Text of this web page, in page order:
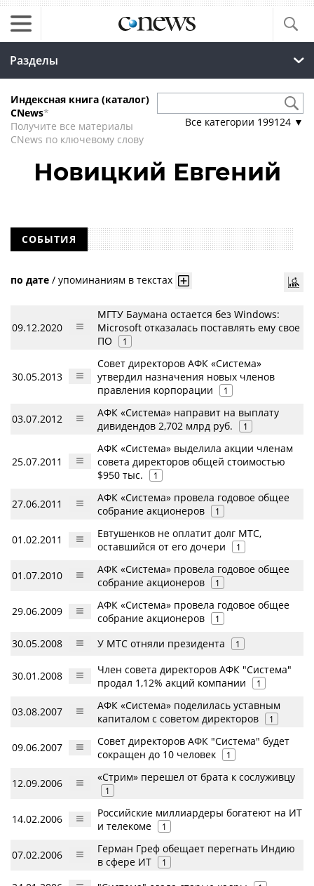
Разделы
Индексная книга (каталог)
CNews*
Получите все материалы
CNews по ключевому слову
Все категории 199124 ▼
Новицкий Евгений
СОБЫТИЯ
по дате / упоминаниям в текстах
09.12.2020
МГТУ Баумана остается без Windows:
Microsoft отказалась поставлять ему свое
ПО
1
30.05.2013
Совет директоров АФК «Система»
утвердил назначения новых членов
правления корпорации
1
03.07.2012
АФК «Система» направит на выплату
дивидендов 2,702 млрд руб.
1
25.07.2011
АФК «Система» выделила акции членам
совета директоров общей стоимостью
$950 тыс.
1
27.06.2011
АФК «Система» провела годовое общее
собрание акционеров
1
01.02.2011
Евтушенков не оплатит долг МТС,
оставшийся от его дочери
1
01.07.2010
АФК «Система» провела годовое общее
собрание акционеров
1
29.06.2009
АФК «Система» провела годовое общее
собрание акционеров
1
30.05.2008 У МТС отняли президента 1
30.01.2008
Член совета директоров АФК "Система"
продал 1,12% акций компании
1
03.08.2007
АФК «Система» поделилась уставным
капиталом с советом директоров
1
09.06.2007
Совет директоров АФК "Система" будет
сокращен до 10 человек
1
12.09.2006 «Стрим» перешел от брата к сослуживцу
1
14.02.2006
Российские миллиардеры богатеют на ИТ
и телекоме
1
07.02.2006
Герман Греф обещает перегнать Индию
в сфере ИТ
1